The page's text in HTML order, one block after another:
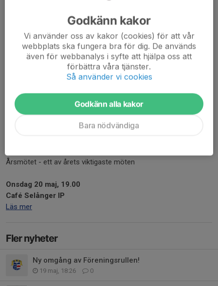
Medlemsantalet pikar, IP har öppnat supertidigt, Vårcupen
succé, VM-kval för damerna och VM slutspel för herrarna.
Årsmötet - ett av årets viktigaste möten
Onsdag 20 maj, 19.00
Café Selånger IP
Läs mer
Fler nyheter
Ny omgång av Föreningsrullen!
19 maj, 18:26 0
Godkänn kakor
Vi använder oss av kakor (cookies) för att vår
webbplats ska fungera bra för dig. De används
även för webbanalys i syfte att hjälpa oss att
förbättra våra tjänster.
Så använder vi cookies
Godkänn alla kakor
Bara nödvändiga